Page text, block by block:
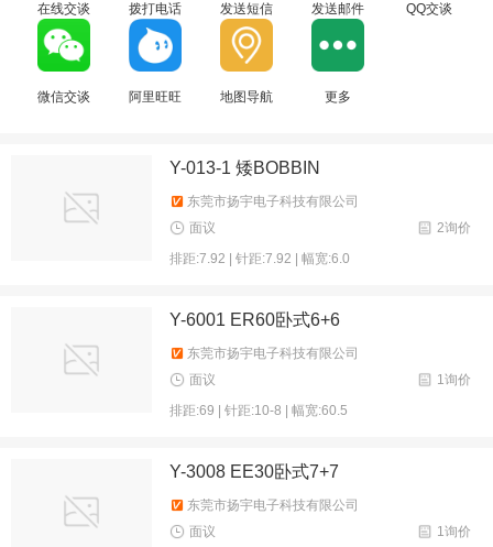
在线交谈 拨打电话 发送短信 发送邮件 QQ交谈
微信交谈 阿里旺旺 地图导航 更多
Y-013-1 矮BOBBIN
东莞市扬宇电子科技有限公司
2询价
面议
排距:7.92 | 针距:7.92 | 幅宽:6.0
Y-6001 ER60卧式6+6
东莞市扬宇电子科技有限公司
1询价
面议
排距:69 | 针距:10-8 | 幅宽:60.5
Y-3008 EE30卧式7+7
东莞市扬宇电子科技有限公司
1询价
面议